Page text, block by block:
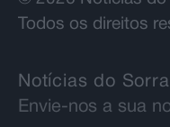
Todos os direitos
Notícias do
Envie-nos a sua